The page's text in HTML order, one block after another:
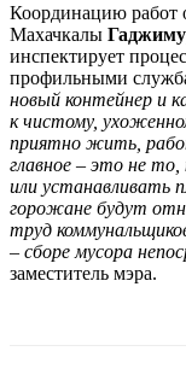
Координацию работ
Махачкалы
инспектирует
профильными
новый контейнер и
к чистому,
приятно жить,
главное – это не то,
или устанавливать
горожане будут
труд
– сборе мусора
заместитель мэра.